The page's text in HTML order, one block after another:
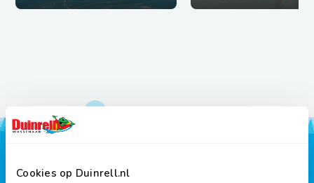
Cookies op Duinrell.nlDaarom Duinrell: